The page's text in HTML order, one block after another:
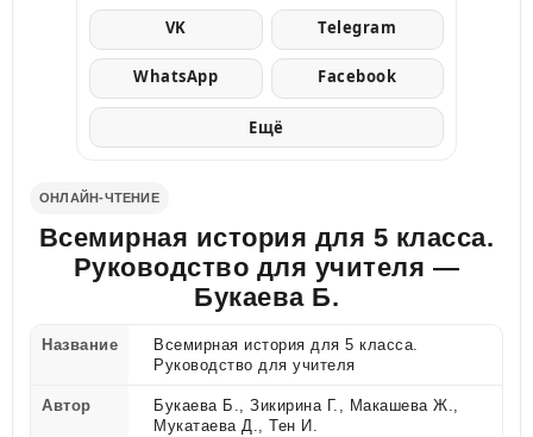
VK Telegram
WhatsApp Facebook
Ещё
ОНЛАЙН-ЧТЕНИЕ
Всемирная история для 5 класса.
Руководство для учителя —
Букаева Б.
Название
Всемирная история для 5 класса.
Руководство для учителя
Автор
Букаева Б., Зикирина Г., Макашева Ж.,
Мукатаева Д., Тен И.